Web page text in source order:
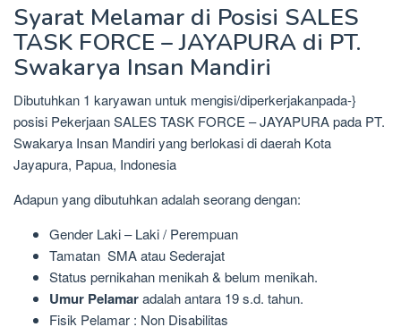
Syarat Melamar di Posisi SALES
TASK FORCE – JAYAPURA di PT.
Swakarya Insan Mandiri
Dibutuhkan 1 karyawan untuk mengisi/diperkerjakanpada-}
posisi Pekerjaan SALES TASK FORCE – JAYAPURA pada PT.
Swakarya Insan Mandiri yang berlokasi di daerah Kota
Jayapura, Papua, Indonesia
Adapun yang dibutuhkan adalah seorang dengan:
Gender Laki – Laki / Perempuan
Tamatan SMA atau Sederajat
Status pernikahan menikah & belum menikah.
Umur Pelamaradalah antara 19 s.d. tahun.
Fisik Pelamar : Non Disabilitas